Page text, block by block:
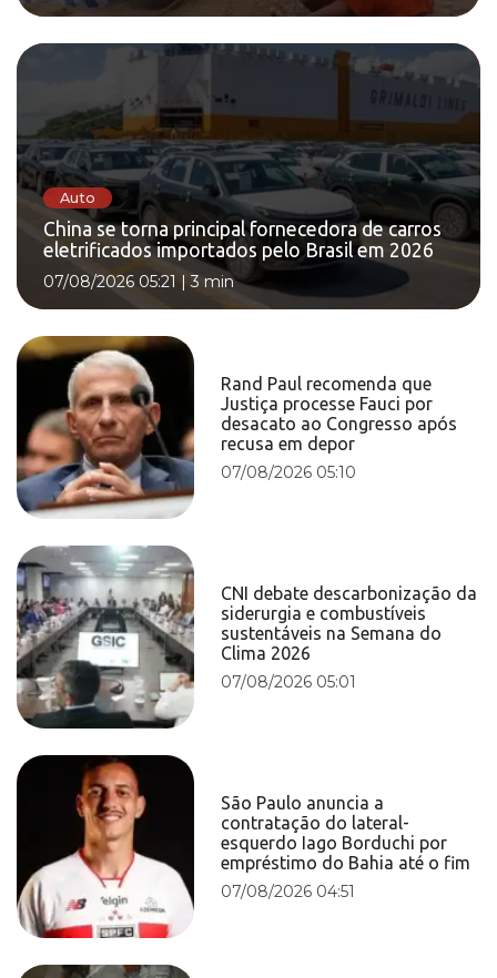
Auto
China se torna principal fornecedora de carros
eletrificados importados pelo Brasil em 2026
07/08/2026 05:21 | 3 min
Rand Paul recomenda que
Justiça processe Fauci por
desacato ao Congresso após
recusa em depor
07/08/2026 05:10
CNI debate descarbonização da
siderurgia e combustíveis
sustentáveis na Semana do
Clima 2026
07/08/2026 05:01
São Paulo anuncia a
contratação do lateral-
esquerdo Iago Borduchi por
empréstimo do Bahia até o fim
07/08/2026 04:51